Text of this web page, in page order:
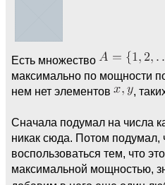
Есть множество
максимально по мощности
нем нет элементов
,
Сначала подумал на числа
никак сюда. Потом подумал,
воспользоваться тем, что
максимальной мощностью,